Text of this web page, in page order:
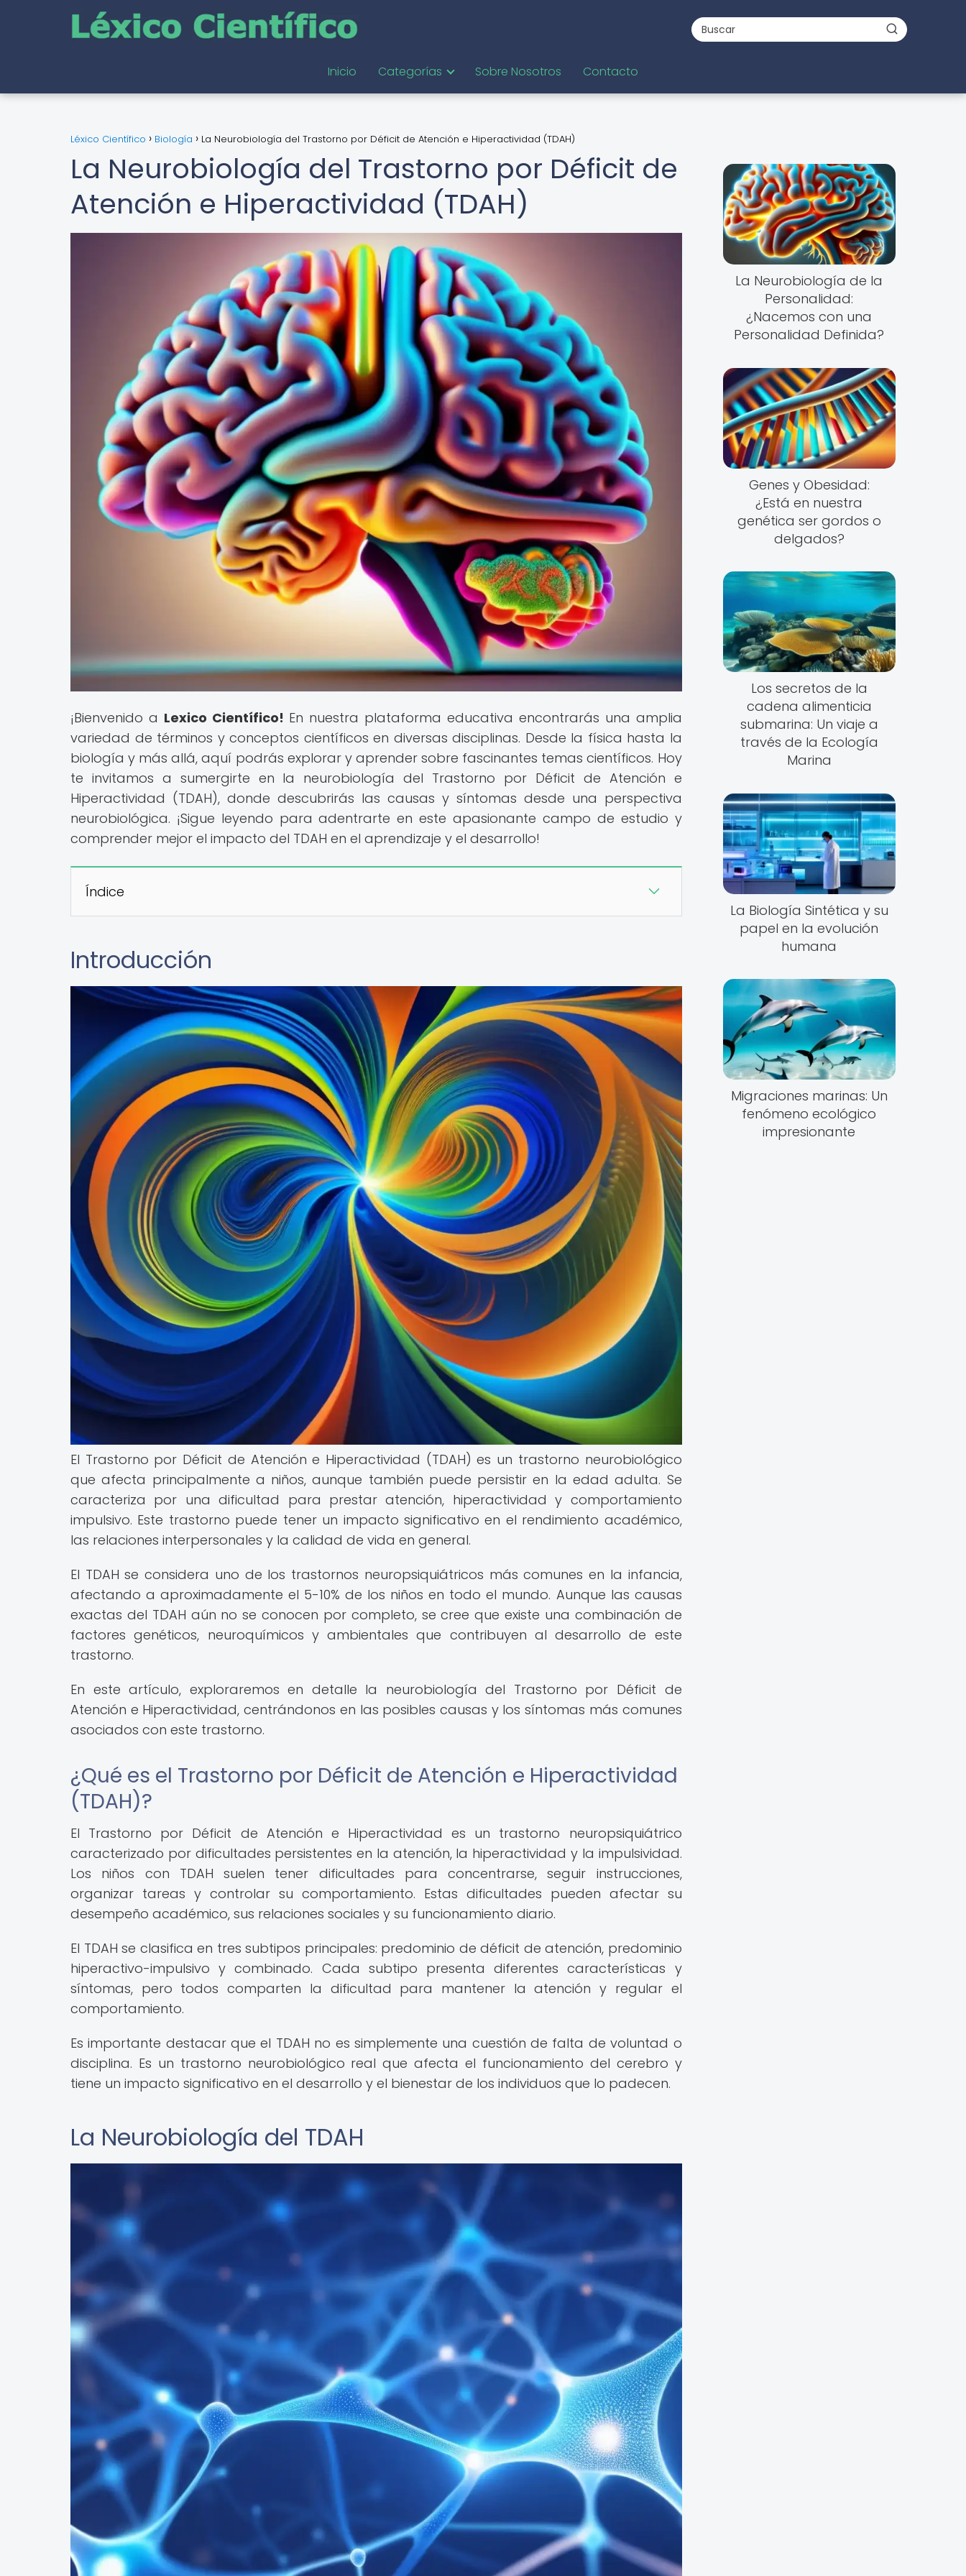
Inicio Categorías Sobre Nosotros Contacto
Léxico Científico Biología La Neurobiología del Trastorno por Déficit de Atención e Hiperactividad (TDAH)
La Neurobiología del Trastorno por Déficit de
Atención e Hiperactividad (TDAH)
¡Bienvenido a Lexico Científico! En nuestra plataforma educativa encontrarás una amplia
variedad de términos y conceptos científicos en diversas disciplinas. Desde la física hasta la
biología y más allá, aquí podrás explorar y aprender sobre fascinantes temas científicos. Hoy
te invitamos a sumergirte en la neurobiología del Trastorno por Déficit de Atención e
Hiperactividad (TDAH), donde descubrirás las causas y síntomas desde una perspectiva
neurobiológica. ¡Sigue leyendo para adentrarte en este apasionante campo de estudio y
comprender mejor el impacto del TDAH en el aprendizaje y el desarrollo!
Índice
Introducción
El Trastorno por Déficit de Atención e Hiperactividad (TDAH) es un trastorno neurobiológico
que afecta principalmente a niños, aunque también puede persistir en la edad adulta. Se
caracteriza por una dificultad para prestar atención, hiperactividad y comportamiento
impulsivo. Este trastorno puede tener un impacto significativo en el rendimiento académico,
las relaciones interpersonales y la calidad de vida en general.
El TDAH se considera uno de los trastornos neuropsiquiátricos más comunes en la infancia,
afectando a aproximadamente el 5-10% de los niños en todo el mundo. Aunque las causas
exactas del TDAH aún no se conocen por completo, se cree que existe una combinación de
factores genéticos, neuroquímicos y ambientales que contribuyen al desarrollo de este
trastorno.
En este artículo, exploraremos en detalle la neurobiología del Trastorno por Déficit de
Atención e Hiperactividad, centrándonos en las posibles causas y los síntomas más comunes
asociados con este trastorno.
¿Qué es el Trastorno por Déficit de Atención e Hiperactividad
(TDAH)?
El Trastorno por Déficit de Atención e Hiperactividad es un trastorno neuropsiquiátrico
caracterizado por dificultades persistentes en la atención, la hiperactividad y la impulsividad.
Los niños con TDAH suelen tener dificultades para concentrarse, seguir instrucciones,
organizar tareas y controlar su comportamiento. Estas dificultades pueden afectar su
desempeño académico, sus relaciones sociales y su funcionamiento diario.
El TDAH se clasifica en tres subtipos principales: predominio de déficit de atención, predominio
hiperactivo-impulsivo y combinado. Cada subtipo presenta diferentes características y
síntomas, pero todos comparten la dificultad para mantener la atención y regular el
comportamiento.
Es importante destacar que el TDAH no es simplemente una cuestión de falta de voluntad o
disciplina. Es un trastorno neurobiológico real que afecta el funcionamiento del cerebro y
tiene un impacto significativo en el desarrollo y el bienestar de los individuos que lo padecen.
La Neurobiología del TDAH
La Neurobiología de la
Personalidad:
¿Nacemos con una
Personalidad Definida?
Genes y Obesidad:
¿Está en nuestra
genética ser gordos o
delgados?
Los secretos de la
cadena alimenticia
submarina: Un viaje a
través de la Ecología
Marina
La Biología Sintética y su
papel en la evolución
humana
Migraciones marinas: Un
fenómeno ecológico
impresionante